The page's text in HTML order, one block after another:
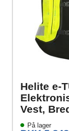
Helite e-
Vest,
På lager